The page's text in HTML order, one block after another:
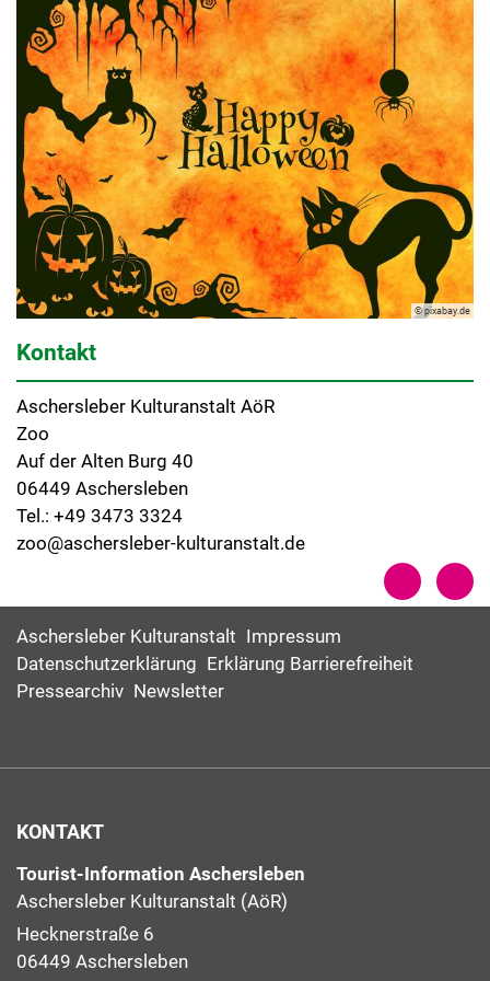
© pixabay.de
Kontakt
Aschersleber Kulturanstalt AöR
Zoo
Auf der Alten Burg 40
06449 Aschersleben
Tel.: +49 3473 3324
zoo@aschersleber-kulturanstalt.de
Aschersleber Kulturanstalt Impressum
Datenschutzerklärung Erklärung Barrierefreiheit
Pressearchiv Newsletter
KONTAKT
Tourist-Information Aschersleben
Aschersleber Kulturanstalt (AöR)
Hecknerstraße 6
06449 Aschersleben